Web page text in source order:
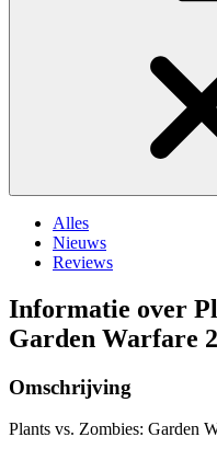
Alles
Nieuws
Reviews
Informatie over
Garden Warfare 2
Omschrijving
Plants vs. Zombies: Garden